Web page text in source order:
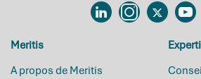
LinkedinInstagram
Twitter
Meritis
A propos de Meritis